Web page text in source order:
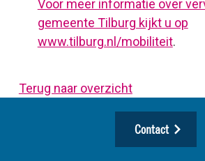
Voor meer informatie over
gemeente Tilburg kijkt u op
www.tilburg.nl/mobiliteit.
Terug naar overzicht
Contact